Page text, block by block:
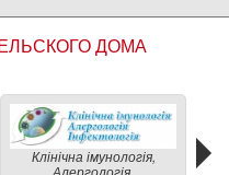
ДОМА
Клінічна імунологія,